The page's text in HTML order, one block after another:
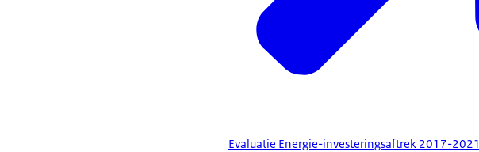
Evaluatie Energie-investeringsaftrek 2017-2021